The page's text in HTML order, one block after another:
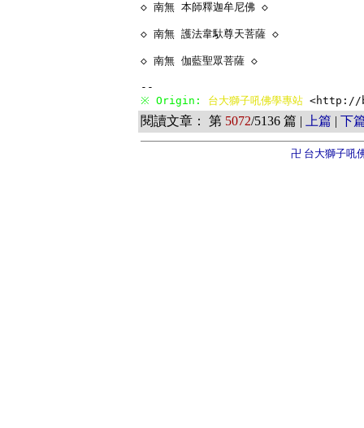
◇ 南無 本師釋迦牟尼佛 ◇
◇ 南無 護法韋馱尊天菩薩 ◇
◇ 南無 伽藍聖眾菩薩 ◇
※ Origin: 台大獅子吼佛學專站 <http://
閱讀文章： 第 5072/5136 篇 | 上篇 | 下
卍 台大獅子吼